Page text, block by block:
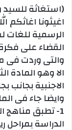
(استغاثة للسيد
اغيثونا
الرسمية للغات
القضاء على
الاجنبية بجانب
وايضا جاء فى
1- تطبق مناهج
الدراسة بمراحل